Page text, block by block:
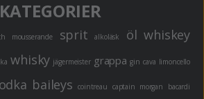
mousserande sprit alkoläsk öl whiskey
whisky jägermeister grappa gin cava limoncello
baileys cointreau captain morgan bacardi